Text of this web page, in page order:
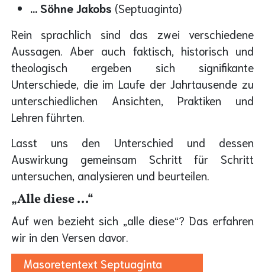
... Söhne Jakobs (Septuaginta)
Rein sprachlich sind das zwei verschiedene
Aussagen. Aber auch faktisch, historisch und
theologisch ergeben sich signifikante
Unterschiede, die im Laufe der Jahrtausende zu
unterschiedlichen Ansichten, Praktiken und
Lehren führten.
Lasst uns den Unterschied und dessen
Auswirkung gemeinsam Schritt für Schritt
untersuchen, analysieren und beurteilen.
„Alle diese ...“
Auf wen bezieht sich „alle diese“? Das erfahren
wir in den Versen davor.
Masoretentext Septuaginta